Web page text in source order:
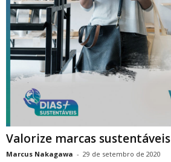
Valorize marcas sustentáveis
Marcus Nakagawa - 29 de setembro de 2020